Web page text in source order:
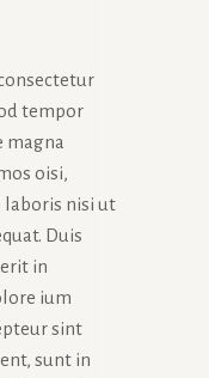
tempor
magna
oisi,
nisi ut
Duis
in
ium
sint
sunt in